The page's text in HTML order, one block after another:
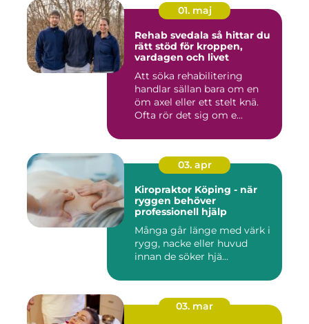
01. maj
Rehab svedala så hittar du
rätt stöd för kroppen,
vardagen och livet
Att söka rehabilitering
handlar sällan bara om en
öm axel eller ett stelt knä.
Ofta rör det sig om e...
03. apr
Kiropraktor Köping - när
ryggen behöver
professionell hjälp
Många går länge med värk i
rygg, nacke eller huvud
innan de söker hjä...
03. mar